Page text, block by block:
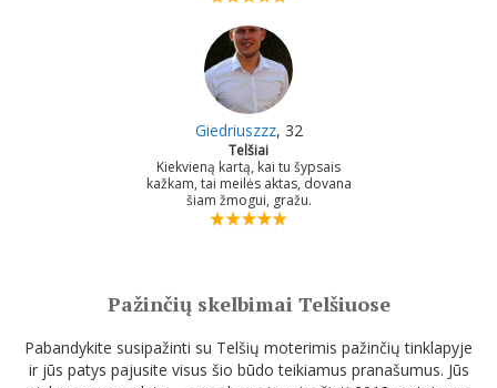
Giedriuszzz, 32
Telšiai
Kiekvieną kartą, kai tu šypsais
kažkam, tai meilės aktas, dovana
šiam žmogui, gražu.
Pažinčių skelbimai Telšiuose
Pabandykite susipažinti su Telšių moterimis pažinčių tinklapyje
ir jūs patys pajusite visus šio būdo teikiamus pranašumus. Jūs